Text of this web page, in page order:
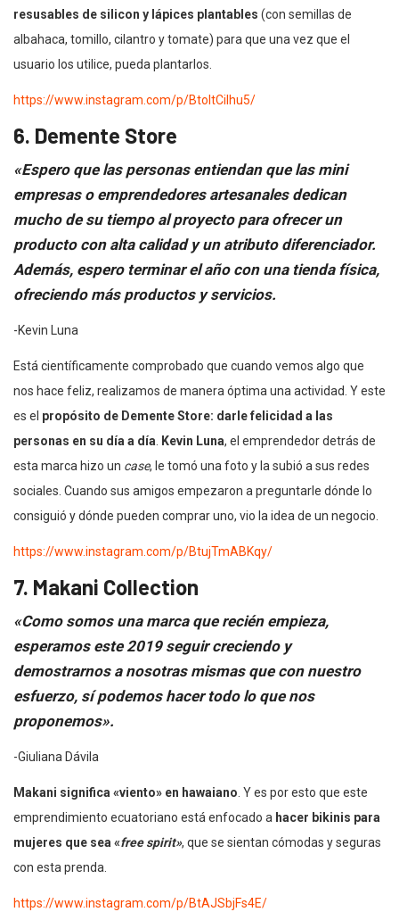
resusables de silicon y lápices plantables (con semillas de
albahaca, tomillo, cilantro y tomate) para que una vez que el
usuario los utilice, pueda plantarlos.
https://www.instagram.com/p/BtoltCilhu5/
6. Demente Store
«Espero que las personas entiendan que las mini
empresas o emprendedores artesanales dedican
mucho de su tiempo al proyecto para ofrecer un
producto con alta calidad y un atributo diferenciador.
Además, espero terminar el año con una tienda física,
ofreciendo más productos y servicios.
-Kevin Luna
Está científicamente comprobado que cuando vemos algo que
nos hace feliz, realizamos de manera óptima una actividad. Y este
es el propósito de Demente Store: darle felicidad a las
personas en su día a día. Kevin Luna, el emprendedor detrás de
esta marca hizo un case, le tomó una foto y la subió a sus redes
sociales. Cuando sus amigos empezaron a preguntarle dónde lo
consiguió y dónde pueden comprar uno, vio la idea de un negocio.
https://www.instagram.com/p/BtujTmABKqy/
7. Makani Collection
«Como somos una marca que recién empieza,
esperamos este 2019 seguir creciendo y
demostrarnos a nosotras mismas que con nuestro
esfuerzo, sí podemos hacer todo lo que nos
proponemos».
-Giuliana Dávila
Makani significa «viento» en hawaiano. Y es por esto que este
emprendimiento ecuatoriano está enfocado a hacer bikinis para
mujeres que sea «free spirit», que se sientan cómodas y seguras
con esta prenda.
https://www.instagram.com/p/BtAJSbjFs4E/